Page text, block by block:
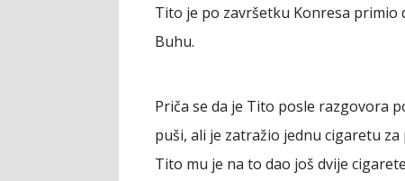
Tito je po završetku Konresa
Buhu.
Priča se da je Tito posle razgovora
puši, ali je zatražio jednu cigaretu
Tito mu je na to dao još dvije